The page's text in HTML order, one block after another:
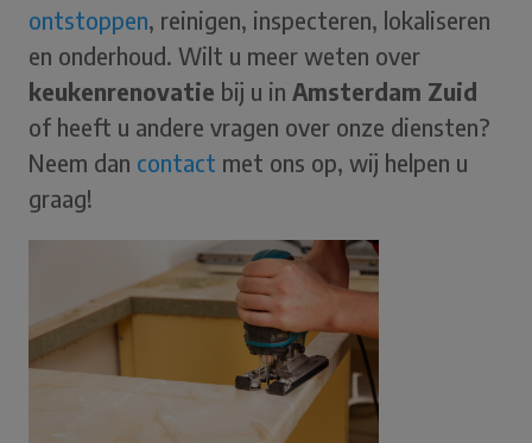
ontstoppen, reinigen, inspecteren, lokaliseren
en onderhoud. Wilt u meer weten over
keukenrenovatie bij u in Amsterdam Zuid
of heeft u andere vragen over onze diensten?
Neem dan contact met ons op, wij helpen u
graag!